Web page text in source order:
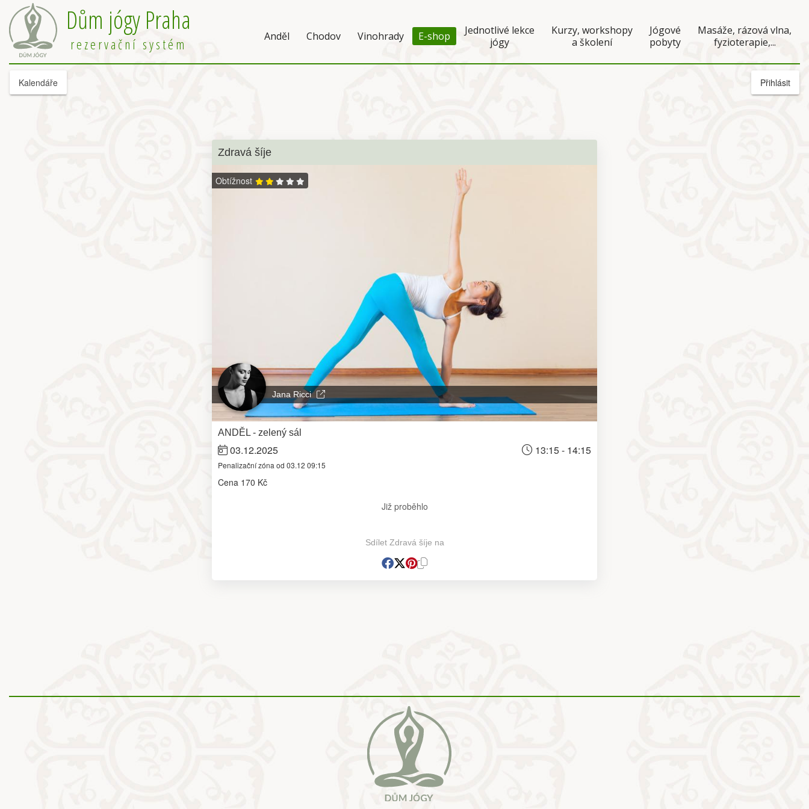
Dům jógy Praha
rezervační systém Anděl Chodov Vinohrady E-shop
Jednotlivé lekce
jógy
Kurzy, workshopy
a školení
Jógové
pobyty
Masáže, rázová vlna,
fyzioterapie,...
Kalendáře Přihlásit
Zdravá šíje
Obtížnost
Jana Ricci
ANDĚL - zelený sál
03.12.2025 13:15 - 14:15
Penalizační zóna od 03.12 09:15
Cena 170 Kč
Již proběhlo
Sdílet Zdravá šíje na